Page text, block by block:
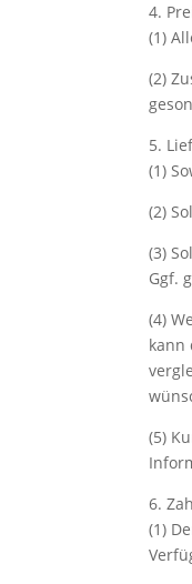
4.
(1)
(2)
5.
(1)
(2)
(3)
Ggf.
(4)
kann
(5)
6.
(1)